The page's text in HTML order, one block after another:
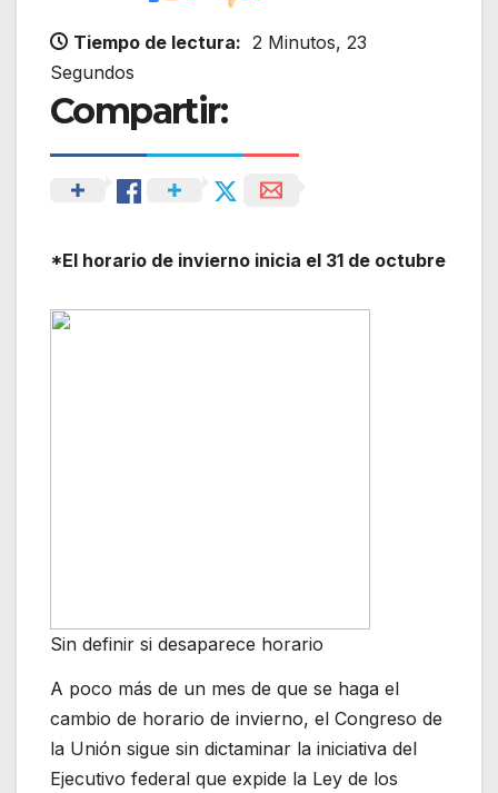
Tiempo de lectura: 2 Minutos, 23
Segundos
Compartir:
*El horario de invierno inicia el 31 de octubre
Sin definir si desaparece horario
A poco más de un mes de que se haga el
cambio de horario de invierno, el Congreso de
la Unión sigue sin dictaminar la iniciativa del
Ejecutivo federal que expide la Ley de los